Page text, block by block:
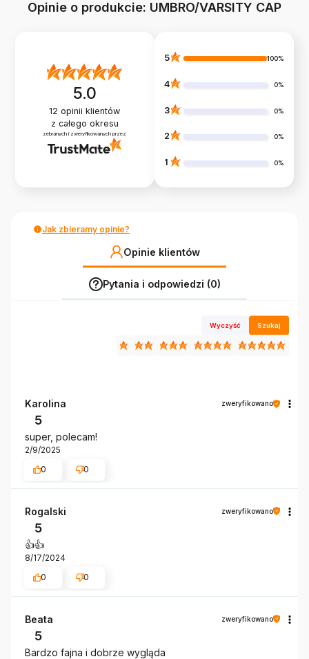
Opinie o produkcie: UMBRO/VARSITY CAP
5.0
12 opinii klientów
z całego okresu
zebranych i zweryfikowanych przez
5 100%
4 0%
3 0%
2 0%
1 0%
Jak zbieramy opinie?
Opinie klientów
Pytania i odpowiedzi (0)
Wyczyść Szukaj
Karolina zweryfikowano
5
super, polecam!
2/9/2025
0
0
Rogalski zweryfikowano
5
👍️👍️
8/17/2024
0
0
Beata zweryfikowano
5
Bardzo fajna i dobrze wygląda